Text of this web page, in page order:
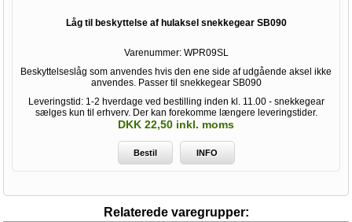
Låg til beskyttelse af hulaksel snekkegear SB090
Varenummer: WPR09SL
Beskyttelseslåg som anvendes hvis den ene side af udgående aksel ikke
anvendes. Passer til snekkegear SB090
Leveringstid: 1-2 hverdage ved bestilling inden kl. 11.00 - snekkegear
sælges kun til erhverv. Der kan forekomme længere leveringstider.
DKK 22,50 inkl. moms
Bestil INFO
Relaterede varegrupper: